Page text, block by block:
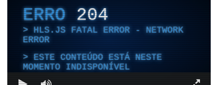
ERRO204
HLS.JS FATAL ERROR - NETWORK
ERROR
ESTE CONTEÚDO ESTÁ NESTE
MOMENTO INDISPONÍVEL